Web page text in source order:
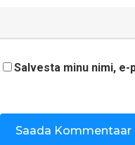
Salvesta minu nimi,